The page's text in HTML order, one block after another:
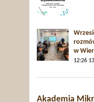
w
12:26
Akademia